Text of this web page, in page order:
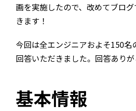
画を実施したので、改めてブロ
きます！
今回は全エンジニアおよそ150名
回答いただきました。回答ありが
基本情報